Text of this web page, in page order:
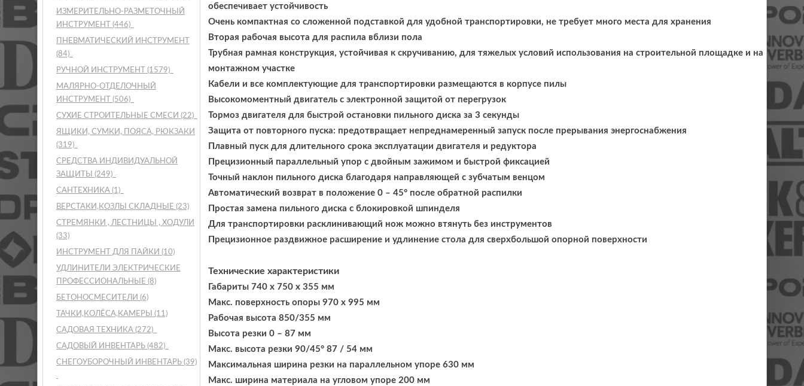
ИЗМЕРИТЕЛЬНО-РАЗМЕТОЧНЫЙ
ИНСТРУМЕНТ (446)
ПНЕВМАТИЧЕСКИЙ ИНСТРУМЕНТ
(84)
РУЧНОЙ ИНСТРУМЕНТ (1579)
МАЛЯРНО-ОТДЕЛОЧНЫЙ
ИНСТРУМЕНТ (506)
СУХИЕ СТРОИТЕЛЬНЫЕ СМЕСИ (22)
ЯЩИКИ, СУМКИ, ПОЯСА, РЮКЗАКИ
(319)
СРЕДСТВА ИНДИВИДУАЛЬНОЙ
ЗАЩИТЫ (249)
САНТЕХНИКА (1)
ВЕРСТАКИ,КОЗЛЫ СКЛАДНЫЕ (23)
СТРЕМЯНКИ , ЛЕСТНИЦЫ , ХОДУЛИ
(33)
ИНСТРУМЕНТ ДЛЯ ПАЙКИ (10)
УДЛИНИТЕЛИ ЭЛЕКТРИЧЕСКИЕ
ПРОФЕССИОНАЛЬНЫЕ (8)
БЕТОНОСМЕСИТЕЛИ (6)
ТАЧКИ,КОЛЁСА,КАМЕРЫ (11)
САДОВАЯ ТЕХНИКА (272)
САДОВЫЙ ИНВЕНТАРЬ (482)
СНЕГОУБОРОЧНЫЙ ИНВЕНТАРЬ (39)
обеспечивает устойчивость
Очень компактная со сложенной подставкой для удобной транспортировки, не требует много места для хранения
Вторая рабочая высота для распила вблизи пола
Трубная рамная конструкция, устойчивая к скручиванию, для тяжелых условий использования на строительной площадке и на
монтажном участке
Кабели и все комплектующие для транспортировки размещаются в корпусе пилы
Высокомоментный двигатель с электронной защитой от перегрузок
Тормоз двигателя для быстрой остановки пильного диска за 3 секунды
Защита от повторного пуска: предотвращает непреднамеренный запуск после прерывания энергоснабжения
Плавный пуск для длительного срока эксплуатации двигателя и редуктора
Прецизионный параллельный упор с двойным зажимом и быстрой фиксацией
Точный наклон пильного диска благодаря направляющей с зубчатым венцом
Автоматический возврат в положение 0 – 45° после обратной распилки
Простая замена пильного диска с блокировкой шпинделя
Для транспортировки расклинивающий нож можно втянуть без инструментов
Прецизионное раздвижное расширение и удлинение стола для сверхбольшой опорной поверхности
Технические характеристики
Габариты 740 x 750 x 355 мм
Макс. поверхность опоры 970 x 995 мм
Рабочая высота 850/355 мм
Высота резки 0 – 87 мм
Макс. высота резки 90/45° 87 / 54 мм
Максимальная ширина резки на параллельном упоре 630 мм
Макс. ширина материала на угловом упоре 200 мм